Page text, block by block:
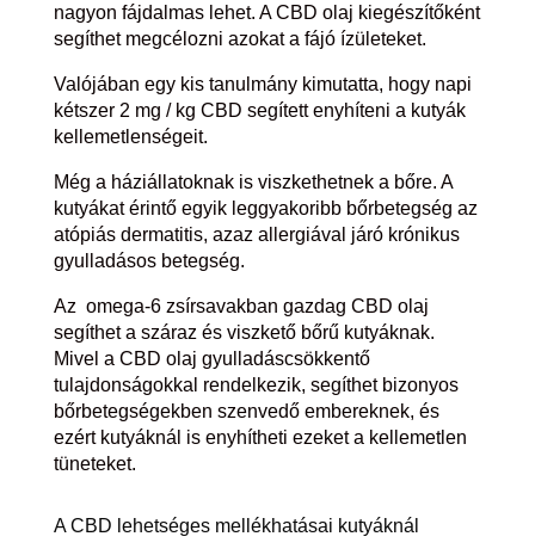
nagyon fájdalmas lehet. A CBD olaj kiegészítőként
segíthet megcélozni azokat a fájó ízületeket.
Valójában egy kis tanulmány kimutatta, hogy napi
kétszer 2 mg / kg CBD segített enyhíteni a kutyák
kellemetlenségeit.
Még a háziállatoknak is viszkethetnek a bőre. A
kutyákat érintő egyik leggyakoribb bőrbetegség az
atópiás dermatitis, azaz allergiával járó krónikus
gyulladásos betegség.
Az omega-6 zsírsavakban gazdag CBD olaj
segíthet a száraz és viszkető bőrű kutyáknak.
Mivel a CBD olaj gyulladáscsökkentő
tulajdonságokkal rendelkezik, segíthet bizonyos
bőrbetegségekben szenvedő embereknek, és
ezért kutyáknál is enyhítheti ezeket a kellemetlen
tüneteket.
A CBD lehetséges mellékhatásai kutyáknál